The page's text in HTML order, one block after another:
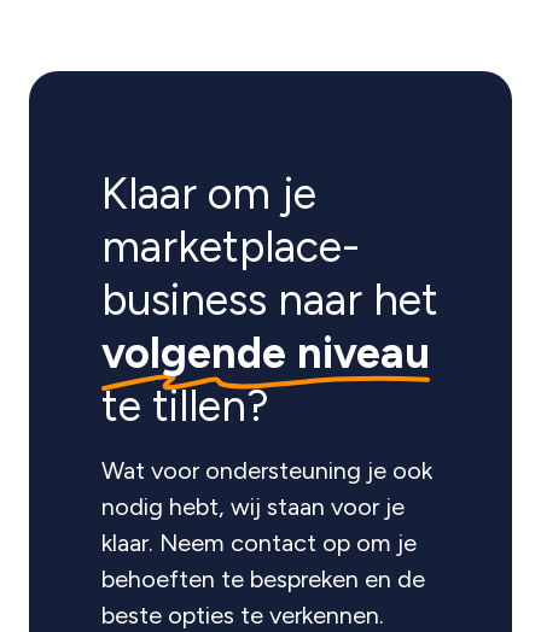
Klaar om je
marketplace-
business naar het
volgende niveau
te tillen?
Wat voor ondersteuning je ook
nodig hebt, wij staan voor je
klaar. Neem contact op om je
behoeften te bespreken en de
beste opties te verkennen.